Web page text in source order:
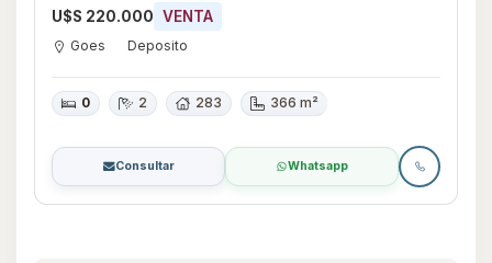
U$S 220.000 VENTA
Goes Deposito
0 2 283 366 m²
Consultar Whatsapp